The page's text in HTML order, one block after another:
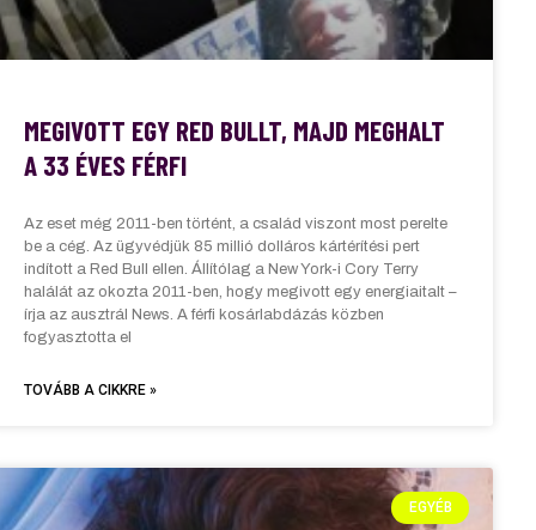
MEGIVOTT EGY RED BULLT, MAJD MEGHALT
A 33 ÉVES FÉRFI
Az eset még 2011-ben történt, a család viszont most perelte
be a cég. Az ügyvédjük 85 millió dolláros kártérítési pert
indított a Red Bull ellen. Állítólag a New York-i Cory Terry
halálát az okozta 2011-ben, hogy megivott egy energiaitalt –
írja az ausztrál News. A férfi kosárlabdázás közben
fogyasztotta el
TOVÁBB A CIKKRE »
EGYÉB